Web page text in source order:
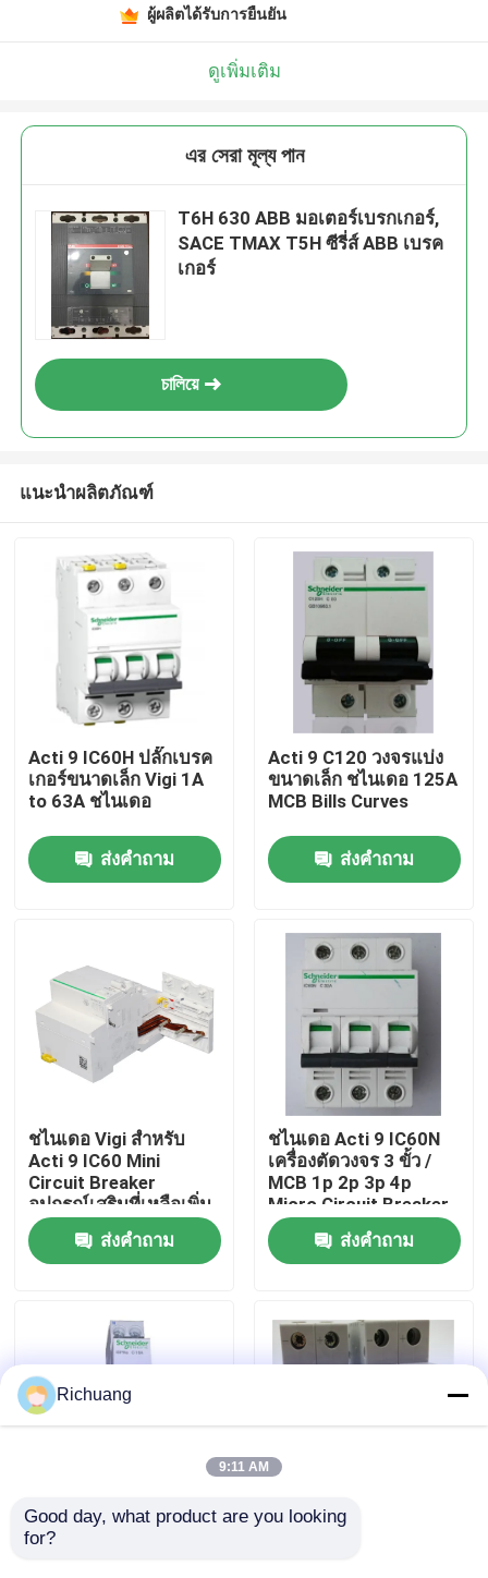
สินค้า
เกี่ยวกับเรา
ทัวร์โรงงาน
ควบคุมคุณภาพ
ขอใบเสนอราคา
ผลิตภัณฑ์ระบบอัตโนมัติสำหรับอุตสาหกรรม
ผู้ผลิตได้รับการยืนยัน
ดูเพิ่มเติม
এর সেরা মূল্য পান
T6H 630 ABB มอเตอร์เบรกเกอร์,
SACE TMAX T5H ซีรี่ส์ ABB เบรค
เกอร์
চালিয়ে
แนะนำผลิตภัณฑ์
Acti 9 IC60H ปลั๊กเบรค
เกอร์ขนาดเล็ก Vigi 1A
to 63A ชไนเดอ
ส่งคำถาม
Acti 9 C120 วงจรแบ่ง
ขนาดเล็ก ชไนเดอ 125A
MCB Bills Curves
ส่งคำถาม
ชไนเดอ Vigi สำหรับ
Acti 9 IC60 Mini
Circuit Breaker
อุปกรณ์เสริมที่เหลือเพิ่ม
อุปกรณ์ RCCB
ส่งคำถาม
ชไนเดอ Acti 9 IC60N
เครื่องตัดวงจร 3 ขั้ว /
MCB 1p 2p 3p 4p
Micro Circuit Breaker
ส่งคำถาม
ชไนเดอ Acti 9 IDPN
วงจรไฟตัดวงจร Mcb /
S200 Series ABB เบรก
Richuang
9:11 AM
Good day, what product are you looking
for?